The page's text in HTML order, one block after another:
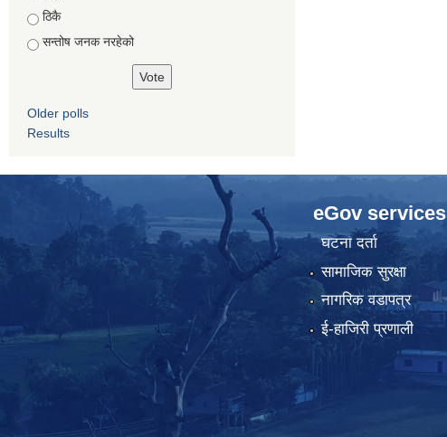
ठिकै
सन्तोष जनक नरहेको
Older polls
Results
eGov services
घटना दर्ता
सामाजिक सुरक्षा
नागरिक वडापत्र
ई-हाजिरी प्रणाली